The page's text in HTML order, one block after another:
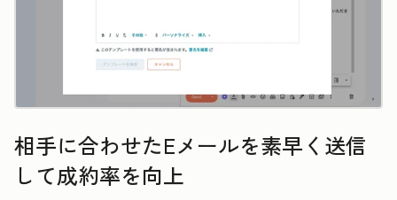
相手に合わせたEメールを素早く送信
して成約率を向上